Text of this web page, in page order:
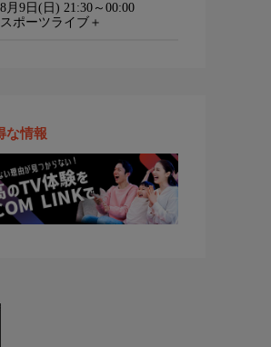
8月9日(日) 21:30～00:00
スポーツライブ＋
な情報